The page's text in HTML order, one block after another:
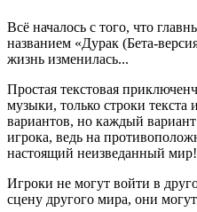
Всё началось с того, что
названием «Дурак (Бета-
жизнь изменилась...
Простая текстовая
музыки, только строки текста
вариантов, но каждый
игрока, ведь на
настоящий неизведанный мир!
Игроки не могут войти в
сцену другого мира, они